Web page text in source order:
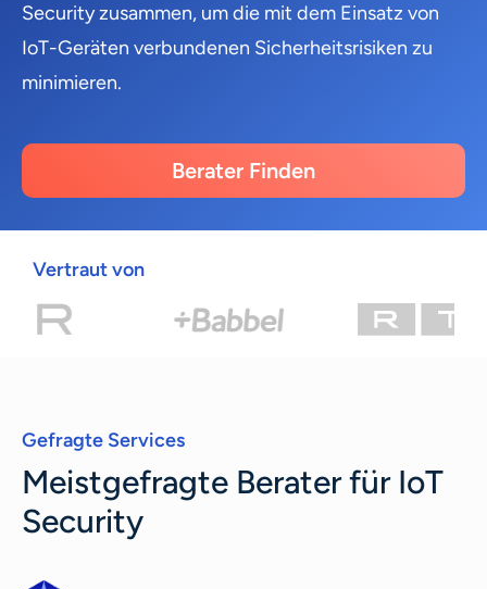
Security zusammen, um die mit dem Einsatz von
IoT-Geräten verbundenen Sicherheitsrisiken zu
minimieren.
Berater Finden
Vertraut von
Gefragte Services
Meistgefragte Berater für IoT
Security